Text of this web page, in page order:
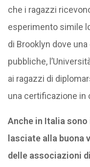
che i ragazzi
esperimento simile
di Brooklyn dove
pubbliche,
ai ragazzi di
una certificazione in
Anche in Italia
lasciate alla buona
delle associazioni